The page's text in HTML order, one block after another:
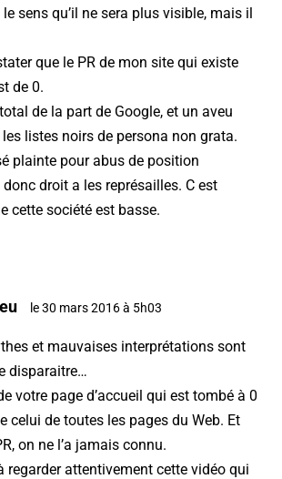
sens qu’il ne sera plus visible, mais il
que le PR de mon site qui existe
de 0.
de la part de Google, et un aveu
listes noirs de persona non grata.
plainte pour abus de position
droit a les représailles. C est
cette société est basse.
le 30 mars 2016 à 5h03
et mauvaises interprétations sont
disparaitre…
votre page d’accueil qui est tombé à 0
celui de toutes les pages du Web. Et
on ne l’a jamais connu.
regarder attentivement cette vidéo qui